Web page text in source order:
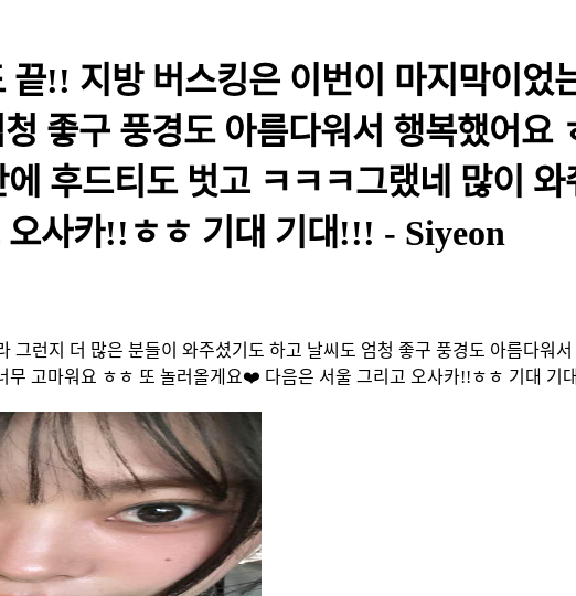
!! 지방 버스킹은 이번이 마지막이었
좋구 풍경도 아름다워서 행복했어요
후드티도 벗고 ㅋㅋㅋ그랬네 많이
사카!!ㅎㅎ 기대 기대!!! - Siyeon
런지 더 많은 분들이 와주셨기도 하고 날씨도 엄청 좋구 풍경도 아름다워
무 고마워요 ㅎㅎ 또 놀러올게요❤️ 다음은 서울 그리고 오사카!!ㅎㅎ 기대 기